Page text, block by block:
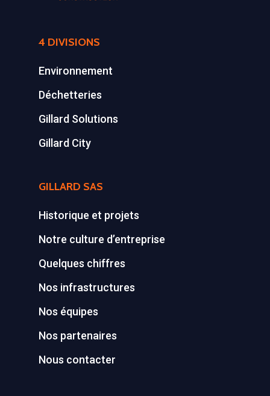
4 DIVISIONS
Environnement
Déchetteries
Gillard Solutions
Gillard City
GILLARD SAS
Historique et projets
Notre culture d’entreprise
Quelques chiffres
Nos infrastructures
Nos équipes
Nos partenaires
Nous contacter